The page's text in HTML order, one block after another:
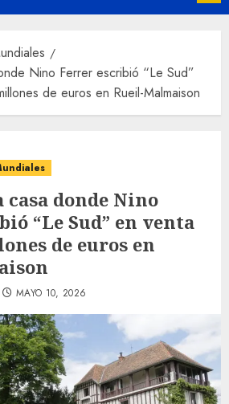
Nino Ferrer escribió “Le Sud”
de euros en Rueil-Malmaison
donde Nino
“Le Sud” en venta
de euros en
MAYO 10, 2026